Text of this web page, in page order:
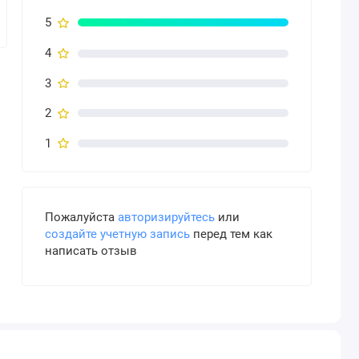
5
4
3
2
1
Пожалуйста авторизируйтесьили
создайте учетную записьперед тем как
написать отзыв